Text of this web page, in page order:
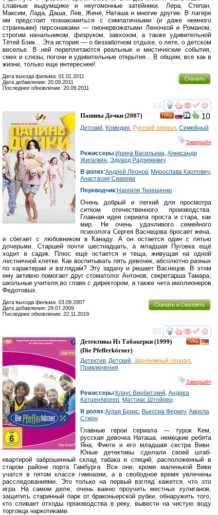
славные выдумщики и неугомонные затейники. Лера, Степан,
Максим, Лада, Даша, Лев, Женя, Наташа и многие другие. В лагере
им предстоит познакомиться с симпатичными (и даже немного
странными) персонажами — пионервожатыми Леночкой и Романом,
строгим начальником, физруком, завхозом, а также удивительной
Тётей Бзик... Эта история — о беззаботном отдыхе, о лете, о детском
веселье. В ней переплетаются реальные и мистические события,
смех и слезы, погони и удивительные открытия... В общем, все как в
жизни, только еще интереснее!
Скачать
Дата выхода фильма: 01.01.2011
Дата добавления: 20.09.2011
Последнее обновление: 20.09.2011
смотреть
10
Папины Дочки (2007)
Детский, Комедия, Русский сериал, Семейный
Завершён
Режиссеры:Ирина Васильева, Александр
Жигалкин, Эдуард Радзюкевич
В ролях:Андрей Леонов, Мирослава Карпович,
Анастасия Сиваева
Переводчик:Наргиля Терещенко
Очень добрый и легкий для просмотра
ситком отечественного производства.
Главная идея сериала проста и стара, как
мир. Не очень удачливого семейного
психолога Сергея Васнецова бросает жена,
и сбегает с любовником в Канаду. А он остается один с пятью
дочерьми. Старшей почти шестнадцать, а младшая Пуговка ещё
ходит в садик. Плюс ещё остается и теща, живущая на одной
лестничной клетке. Как воспитывать пять девочек, абсолютно разных
по характерам и взглядам? Эту задачу и решает Васнецов. В этом
ему активно помогает друг стоматолог Антонов, секретарша Тамара,
школьные учителя,во главе с директором, а также чета миллионеров
Федотовых.
Скачать и Смотреть
Дата выхода фильма: 03.09.2007
Дата добавления: 29.07.2009
Последнее обновление: 22.11.2019
смотреть
Детективы Из Табакерки (1999)
(Die Pfefferkörner)
Детектив Детский Зарубежный сериал
Приключения
Завершён
Режиссеры:Клаус Вирбитзкий Андреа
Катценбергер Маттиас Штойрер
В ролях:Аглая Брикс Вьессна Феркич Аврела
Стирн
Главные герои сериала — турок Кем,
русская девочка Наташа, немецкие ребята
Яна, Фиете и его младшая сестра Виви.
Юные детективы сделали своей штаб-
квартирой заброшенный склад табака и специй, расположенный в
старом районе порта Гамбурга. Все они, кроме маленькой Виви
учатся в пятом классе гимназии, а в свободное время увлечены
расследованиями. Это только на первый взгляд кажется, что это
игра. На самом деле, очень важно проучить местных хулиганов,
защитить старинный парк от браконьерской рубки, обнаружить того,
кто сливает отходы производства в реку, вывести на чистую воду
торговца наркотиками.